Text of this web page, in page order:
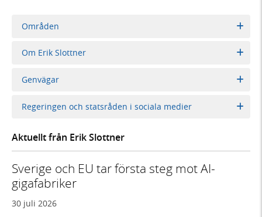
Områden
Om Erik Slottner
Genvägar
Regeringen och statsråden i sociala medier
Aktuellt från Erik Slottner
Sverige och EU tar första steg mot AI-
gigafabriker
30 juli 2026